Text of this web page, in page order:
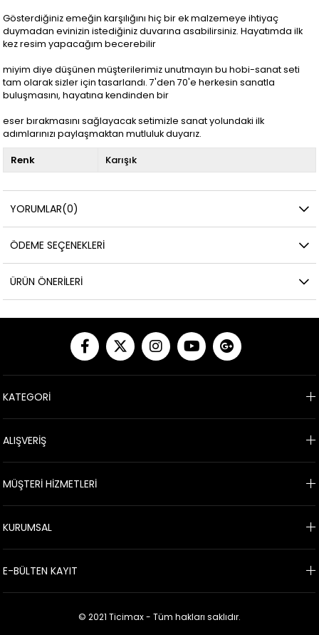
Gösterdiğiniz emeğin karşılığını hiç bir ek malzemeye ihtiyaç
duymadan evinizin istediğiniz duvarına asabilirsiniz. Hayatımda ilk
kez resim yapacağım becerebilir
miyim diye düşünen müşterilerimiz unutmayın bu hobi-sanat seti
tam olarak sizler için tasarlandı. 7'den 70'e herkesin sanatla
buluşmasını, hayatına kendinden bir
eser bırakmasını sağlayacak setimizle sanat yolundaki ilk
adımlarınızı paylaşmaktan mutluluk duyarız.
Renk Karışık
YORUMLAR(0)
ÖDEME SEÇENEKLERI
ÜRÜN ÖNERILERI
KATEGORİ
ALIŞVERİŞ
MÜŞTERİ HİZMETLERİ
KURUMSAL
E-BÜLTEN KAYIT
© 2021 Ticimax - Tüm hakları saklıdır.